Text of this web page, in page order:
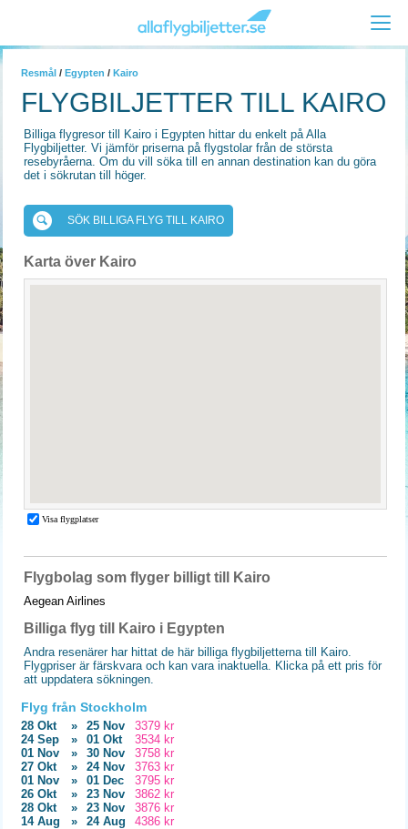
Resmål / Egypten / Kairo
FLYGBILJETTER TILL KAIRO
Billiga flygresor till Kairo i Egypten hittar du enkelt på Alla
Flygbiljetter. Vi jämför priserna på flygstolar från de största
resebyråerna. Om du vill söka till en annan destination kan du göra
det i sökrutan till höger.
SÖK BILLIGA FLYG TILL KAIRO
Karta över Kairo
Flygbolag som flyger billigt till Kairo
Aegean Airlines
Billiga flyg till Kairo i Egypten
Andra resenärer har hittat de här billiga flygbiljetterna till Kairo.
Flygpriser är färskvara och kan vara inaktuella. Klicka på ett pris för
att uppdatera sökningen.
Flyg från Stockholm
28 Okt » 25 Nov
3379 kr
24 Sep
» 01 Okt
3534 kr
01 Nov
» 30 Nov
3758 kr
27 Okt
» 24 Nov
3763 kr
01 Nov
» 01 Dec
3795 kr
26 Okt
» 23 Nov
3862 kr
28 Okt
» 23 Nov
3876 kr
14 Aug
» 24 Aug 4386 kr